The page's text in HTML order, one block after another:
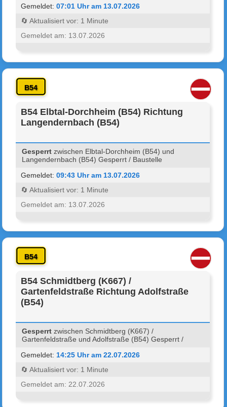
Gemeldet:07:01 Uhr am 13.07.2026
🔄 Aktualisiert vor: 1 Minute
Gemeldet am: 13.07.2026
B54
B54 Elbtal-Dorchheim (B54) Richtung
Langendernbach (B54)
Gesperrt zwischen Elbtal-Dorchheim (B54) und
Langendernbach (B54) Gesperrt / Baustelle
Gemeldet:09:43 Uhr am 13.07.2026
🔄 Aktualisiert vor: 1 Minute
Gemeldet am: 13.07.2026
B54
B54 Schmidtberg (K667) /
Gartenfeldstraße Richtung Adolfstraße
(B54)
Gesperrt zwischen Schmidtberg (K667) /
Gartenfeldstraße und Adolfstraße (B54) Gesperrt /
Gemeldet: 14:25 Uhr am 22.07.2026
🔄 Aktualisiert vor: 1 Minute
Gemeldet am: 22.07.2026